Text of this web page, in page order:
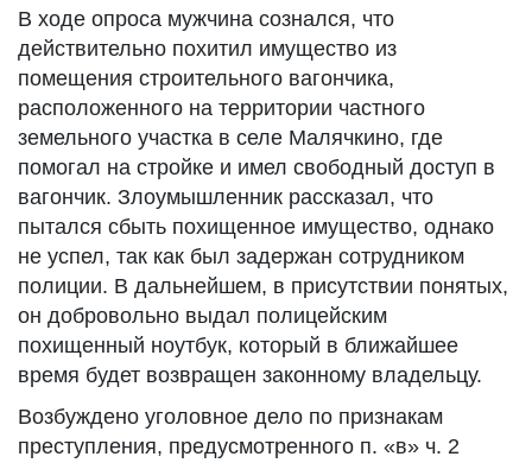
В ходе опроса мужчина сознался, что
действительно похитил имущество из
помещения строительного вагончика,
расположенного на территории частного
земельного участка в селе Малячкино, где
помогал на стройке и имел свободный доступ в
вагончик. Злоумышленник рассказал, что
пытался сбыть похищенное имущество, однако
не успел, так как был задержан сотрудником
полиции. В дальнейшем, в присутствии понятых,
он добровольно выдал полицейским
похищенный ноутбук, который в ближайшее
время будет возвращен законному владельцу.
Возбуждено уголовное дело по признакам
преступления, предусмотренного п. «в» ч. 2